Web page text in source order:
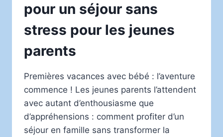
pour un séjour sans
stress pour les jeunes
parents
Premières vacances avec bébé : l’aventure
commence ! Les jeunes parents l’attendent
avec autant d’enthousiasme que
d’appréhensions : comment profiter d’un
séjour en famille sans transformer la